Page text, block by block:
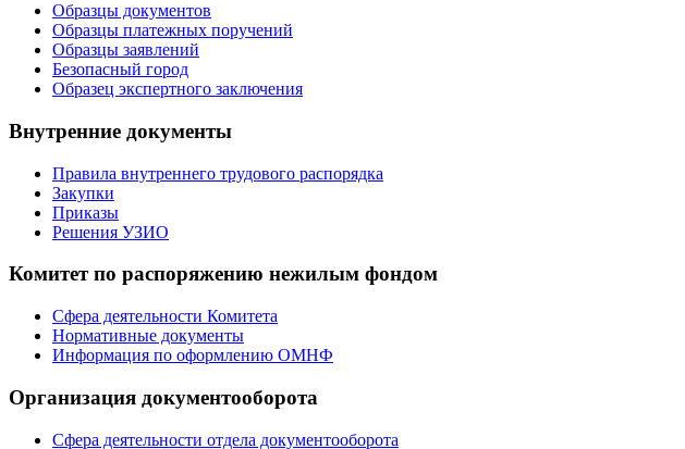
Образцы документов
Образцы платежных поручений
Образцы заявлений
Безопасный город
Образец экспертного заключения
Внутренние документы
Правила внутреннего трудового распорядка
Закупки
Приказы
Решения УЗИО
Комитет по распоряжению нежилым фондом
Сфера деятельности Комитета
Нормативные документы
Информация по оформлению ОМНФ
Организация документооборота
Сфера деятельности отдела документооборота